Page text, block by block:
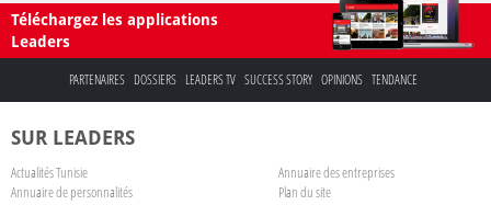
Téléchargez les applications
Leaders
PARTENAIRES DOSSIERS LEADERS TV SUCCESS STORY OPINIONS TENDANCE
SUR LEADERS
Actualités Tunisie
Annuaire des entreprises
Annuaire de personnalités
Plan du site